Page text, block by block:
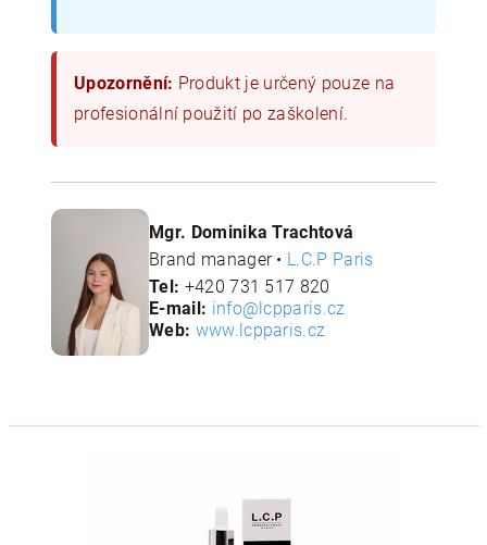
Upozornění: Produkt je určený pouze na
profesionální použití po zaškolení.
Mgr. Dominika Trachtová
Brand manager • L.C.P Paris
Tel: +420 731 517 820
E-mail: info@lcpparis.cz
Web: www.lcpparis.cz